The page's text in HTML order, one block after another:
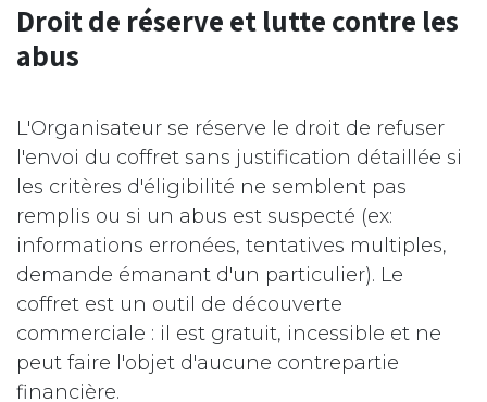
Droit de réserve et lutte contre les
abus
L'Organisateur se réserve le droit de refuser
l'envoi du coffret sans justification détaillée si
les critères d'éligibilité ne semblent pas
remplis ou si un abus est suspecté (ex:
informations erronées, tentatives multiples,
demande émanant d'un particulier). Le
coffret est un outil de découverte
commerciale : il est gratuit, incessible et ne
peut faire l'objet d'aucune contrepartie
financière.